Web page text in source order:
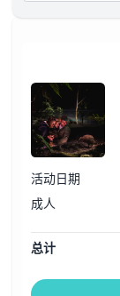
如何到达那里
如何兑换
取消政策
活动日期
成人
总计